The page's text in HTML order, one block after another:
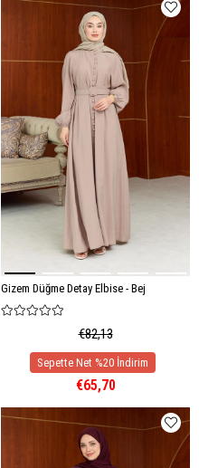
Gizem Düğme Detay Elbise - Bej
€82,13
€65,70